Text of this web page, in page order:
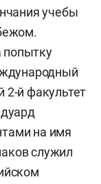
учебы
попытку
й факультет
на имя
служил